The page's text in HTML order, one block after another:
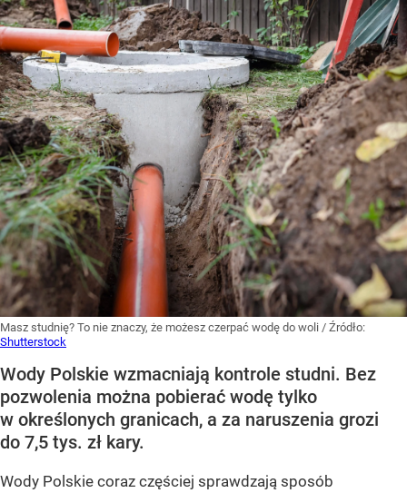
Masz studnię? To nie znaczy, że możesz czerpać wodę do woli / Źródło:
Shutterstock
Wody Polskie wzmacniają kontrole studni. Bez
pozwolenia można pobierać wodę tylko
w określonych granicach, a za naruszenia grozi
do 7,5 tys. zł kary.
Wody Polskie coraz częściej sprawdzają sposób